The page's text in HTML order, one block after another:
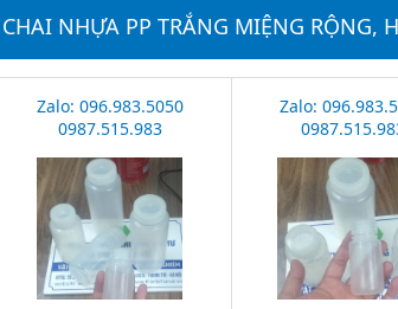
CHAI NHỰA PP TRẮNG MIỆNG RỘNG,
Zalo: 096.983.5050
0987.515.983
Zalo: